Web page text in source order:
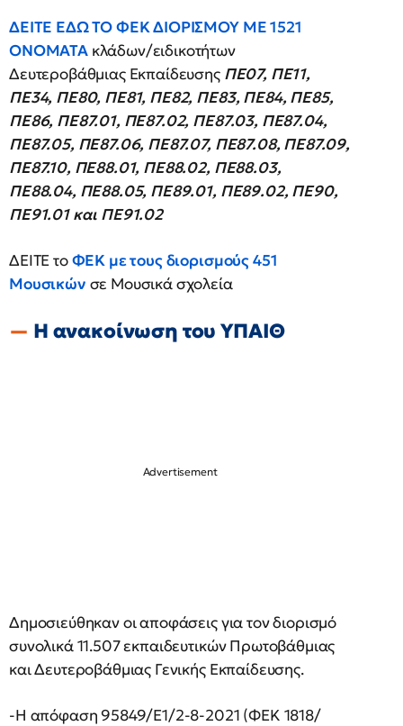
ΔΕΙΤΕ ΕΔΩ ΤΟ ΦΕΚ ΔΙΟΡΙΣΜΟΥ ΜΕ 1521
ΟΝΟΜΑΤΑκλάδων/ειδικοτήτων
Δευτεροβάθμιας Εκπαίδευσης ΠΕ07, ΠΕ11,
ΠΕ34, ΠΕ80, ΠΕ81, ΠΕ82, ΠΕ83, ΠΕ84, ΠΕ85,
ΠΕ86, ΠΕ87.01, ΠΕ87.02, ΠΕ87.03, ΠΕ87.04,
ΠΕ87.05, ΠΕ87.06, ΠΕ87.07, ΠΕ87.08, ΠΕ87.09,
ΠΕ87.10, ΠΕ88.01, ΠΕ88.02, ΠΕ88.03,
ΠΕ88.04, ΠΕ88.05, ΠΕ89.01, ΠΕ89.02, ΠΕ90,
ΠΕ91.01 και ΠΕ91.02
ΔΕΙΤΕ τοΦΕΚ με τους διορισμούς 451
Μουσικών σε Μουσικά σχολεία
Η ανακοίνωση του ΥΠΑΙΘ
Δημοσιεύθηκαν οι αποφάσεις για τον διορισμό
συνολικά 11.507 εκπαιδευτικών Πρωτοβάθμιας
και Δευτεροβάθμιας Γενικής Εκπαίδευσης.
-Η απόφαση 95849/Ε1/2-8-2021 (ΦΕΚ 1818/